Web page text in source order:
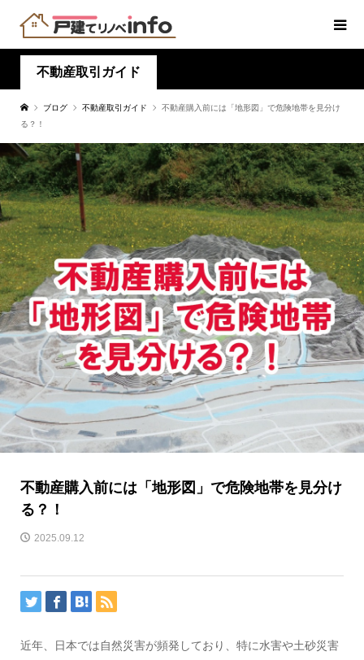
不動産取引ガイド
ブログ 不動産取引ガイド
不動産購入前には「地形図」で危険地帯を見分け
る？！
不動産購入前には「地形図」で危険地帯を見分け
る？！
2025.09.12
近年、日本では自然災害が頻発しており、特に水害や土砂災害